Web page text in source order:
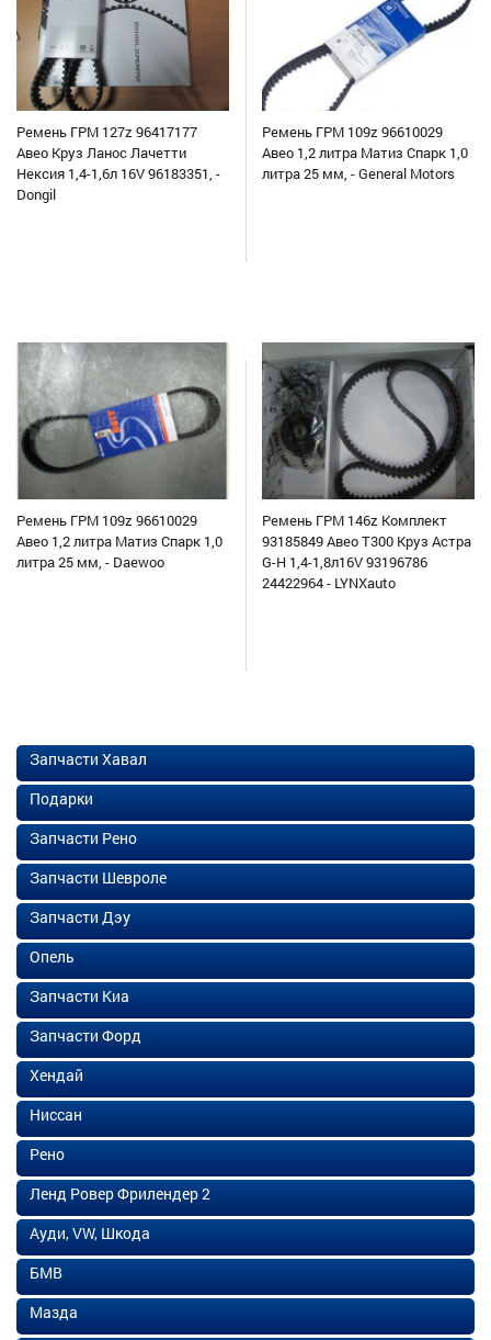
Ремень ГРМ 127z 96417177
Авео Круз Ланос Лачетти
Нексия 1,4-1,6л 16V 96183351, -
Dongil
Ремень ГРМ 109z 96610029
Авео 1,2 литра Матиз Спарк 1,0
литра 25 мм, - General Motors
Ремень ГРМ 109z 96610029
Авео 1,2 литра Матиз Спарк 1,0
литра 25 мм, - Daewoo
Ремень ГРМ 146z Комплект
93185849 Авео Т300 Круз Астра
G-H 1,4-1,8л16V 93196786
24422964 - LYNXauto
Запчасти Хавал
Подарки
Запчасти Рено
Запчасти Шевроле
Запчасти Дэу
Опель
Запчасти Киа
Запчасти Форд
Хендай
Ниссан
Рено
Ленд Ровер Фрилендер 2
Ауди, VW, Шкода
БМВ
Мазда